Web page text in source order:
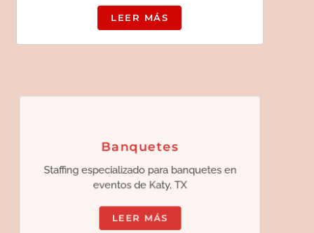
LEER MÁS
Banquetes
Staffing especializado para banquetes en
eventos de Katy, TX
LEER MÁS